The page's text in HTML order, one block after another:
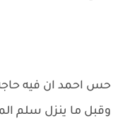
حس احمد ان فيه
وقبل ما ينزل سلم